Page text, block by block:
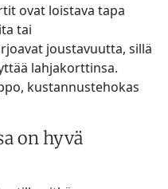
ovat loistava tapa
tai
joustavuutta, sillä
lahjakorttinsa.
kustannustehokas
on hyvä